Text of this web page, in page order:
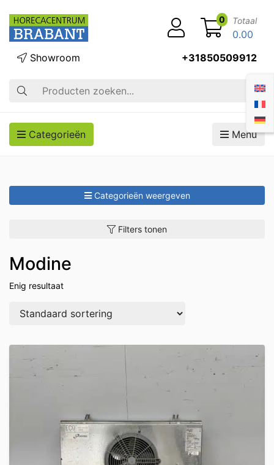
Zoek op
Showroom +31850509912
0 Totaal
0.00
Categorieën Menu
Categorieën weergeven
Filters tonen
Modine
Enig resultaat